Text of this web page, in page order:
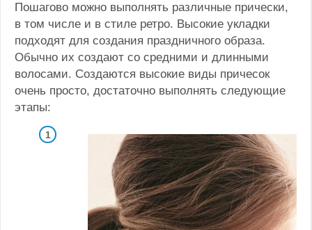
Пошагово можно выполнять различные прически,
в том числе и в стиле ретро. Высокие укладки
подходят для создания праздничного образа.
Обычно их создают со средними и длинными
волосами. Создаются высокие виды причесок
очень просто, достаточно выполнять следующие
этапы: